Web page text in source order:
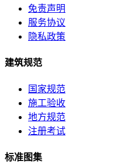
免责声明
服务协议
隐私政策
建筑规范
国家规范
施工验收
地方规范
注册考试
标准图集